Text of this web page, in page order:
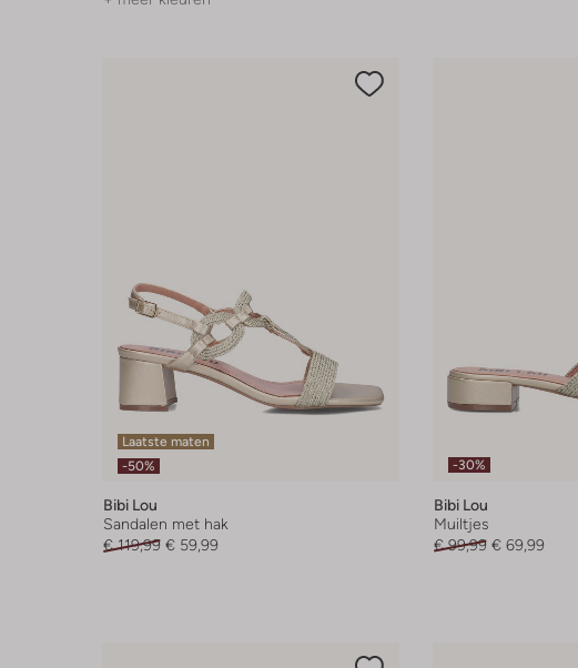
Laatste maten
-50%
Bibi Lou
Sandalen met hak
€ 119,99 € 59,99
-30%
Bibi Lou
Muiltjes
€ 99,99 € 69,99